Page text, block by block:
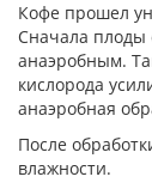
Кофе прошел
Сначала плоды
анаэробным.
кислорода
анаэробная
После
влажности.